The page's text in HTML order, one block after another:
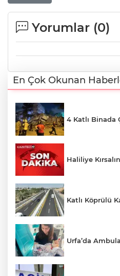
Yorumlar (0)
En Çok Okunan
4 Katlı Binada
Haliliye
Katlı Köprülü
Urfa’da